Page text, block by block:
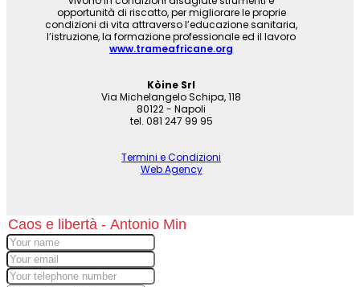
opportunità di riscatto, per migliorare le proprie
condizioni di vita attraverso l’educazione sanitaria,
l’istruzione, la formazione professionale ed il lavoro
www.trameafricane.org
Kòine Srl
Via Michelangelo Schipa, 118
80122 - Napoli
tel. 081 247 99 95
Termini e Condizioni
Web Agency